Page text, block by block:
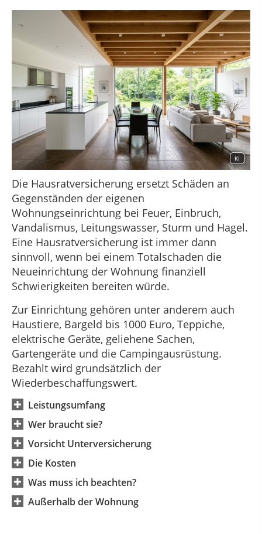
KI
Die Hausratversicherung ersetzt Schäden an
Gegenständen der eigenen
Wohnungseinrichtung bei Feuer, Einbruch,
Vandalismus, Leitungswasser, Sturm und Hagel.
Eine Hausratversicherung ist immer dann
sinnvoll, wenn bei einem Totalschaden die
Neueinrichtung der Wohnung finanziell
Schwierigkeiten bereiten würde.
Zur Einrichtung gehören unter anderem auch
Haustiere, Bargeld bis 1000 Euro, Teppiche,
elektrische Geräte, geliehene Sachen,
Gartengeräte und die Campingausrüstung.
Bezahlt wird grundsätzlich der
Wiederbeschaffungswert.
Leistungsumfang
Wer braucht sie?
Vorsicht Unterversicherung
Die Kosten
Was muss ich beachten?
Außerhalb der Wohnung